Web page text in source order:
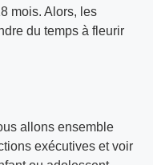
mois. Alors, les
du temps à fleurir
allons ensemble
exécutives et voir